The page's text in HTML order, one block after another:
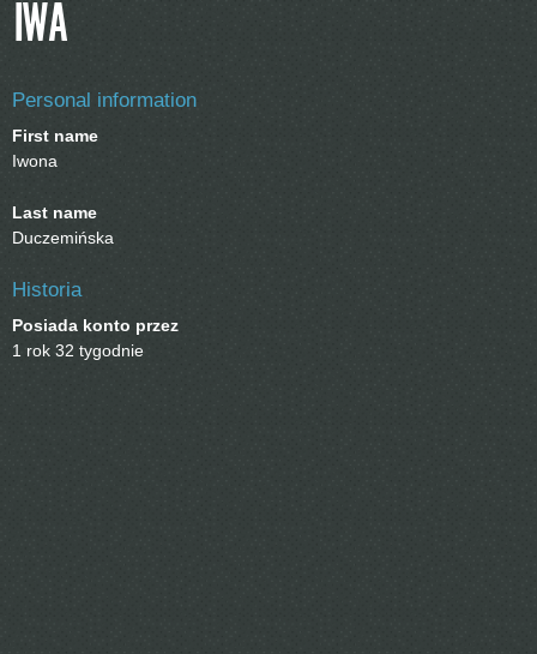
IWA
Personal information
First name
Iwona
Last name
Duczemińska
Historia
Posiada konto przez
1 rok 32 tygodnie